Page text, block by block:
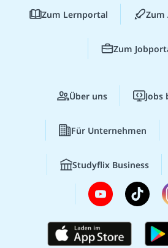
Zum Lernportal Zum
Zum
Über uns Jobs
Für Unternehmen
Studyflix Business